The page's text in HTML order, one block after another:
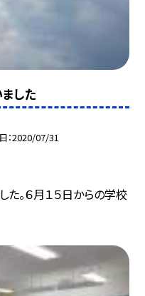
した
2020/07/31
。６月１５日からの学校